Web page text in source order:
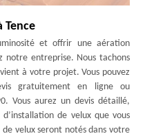
Tence
et offrir une aération
notre entreprise. Nous tachons
à votre projet. Vous pouvez
gratuitement en ligne ou
Vous aurez un devis détaillé,
de velux que vous
velux seront notés dans votre